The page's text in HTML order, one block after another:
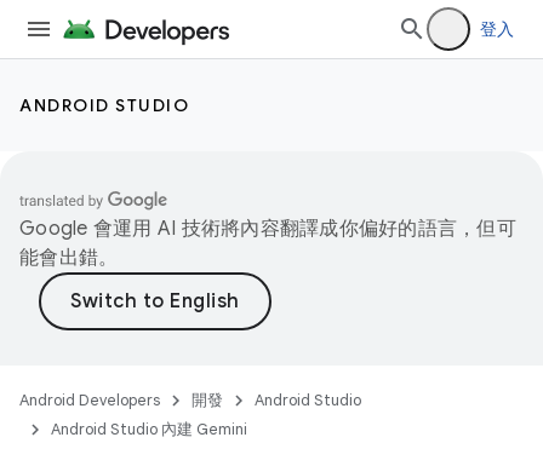
登入
ANDROID STUDIO
Google 會運用 AI 技術將內容翻譯成你偏好的語言，但可
能會出錯。
Android Developers 開發
Android Studio
Android Studio 內建 Gemini